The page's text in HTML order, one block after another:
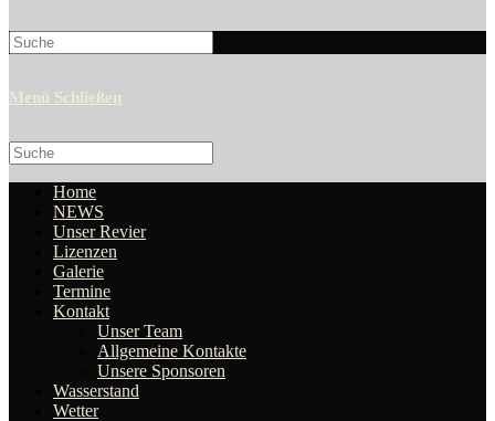
Search
this
Menü Schließen
Search
this
websiteHome
NEWS
Unser Revier
Lizenzen
Galerie
Termine
Kontakt
Unser Team
Allgemeine Kontakte
Unsere Sponsoren
Wasserstand
Wetter